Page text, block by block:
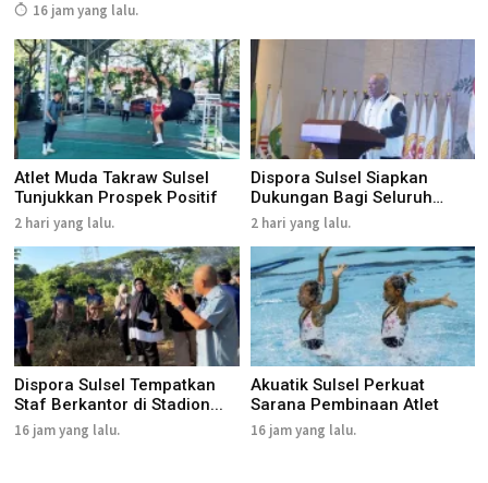
16 jam yang lalu.
Atlet Muda Takraw Sulsel
Tunjukkan Prospek Positif
2 hari yang lalu.
Dispora Sulsel Siapkan
Dukungan Bagi Seluruh
Caban...
2 hari yang lalu.
Dispora Sulsel Tempatkan
Staf Berkantor di Stadion...
16 jam yang lalu.
Akuatik Sulsel Perkuat
Sarana Pembinaan Atlet
16 jam yang lalu.